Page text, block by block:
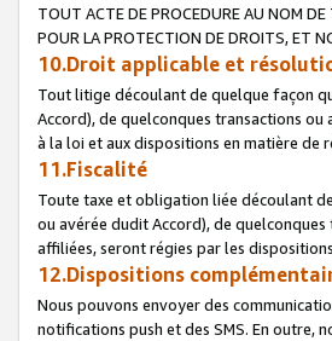
TOUT ACTE DE PROCEDURE AU NOM
POUR LA PROTECTION DE DROITS, ET
10.Droit applicable et
Tout litige découlant de quelque façon
Accord), de quelconques transactions
à la loi et aux dispositions en matière de
11.Fiscalité
Toute taxe et obligation liée découlant
ou avérée dudit Accord), de
affiliées, seront régies par les
12.Dispositions
Nous pouvons envoyer des
notifications push et des SMS. En outre,